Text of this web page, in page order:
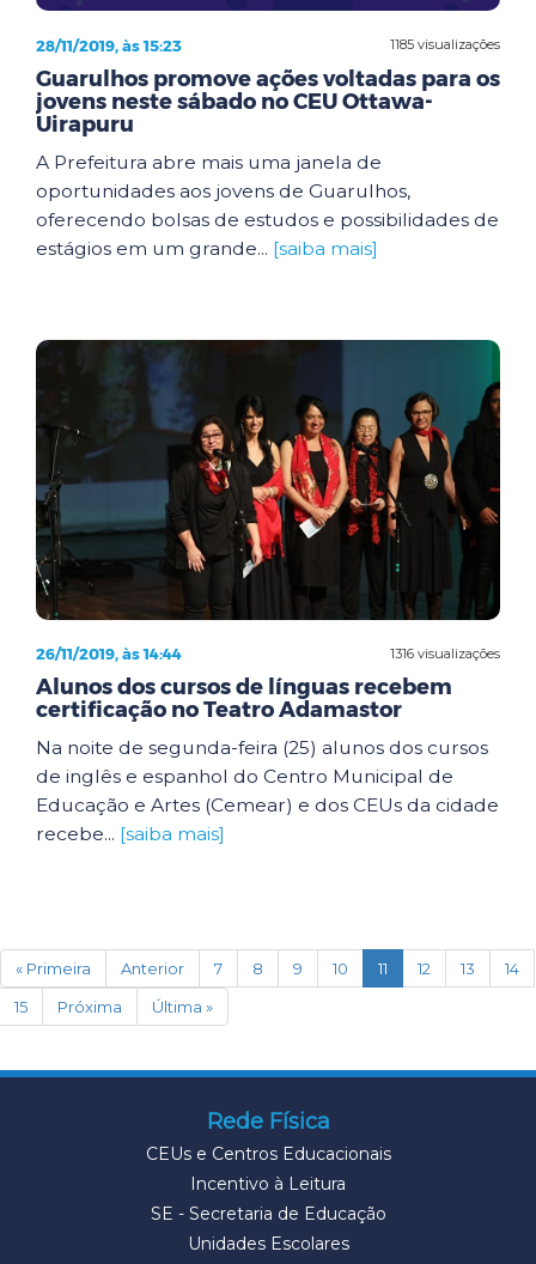
1185 visualizações
28/11/2019, às 15:23
Guarulhos promove ações voltadas para os
jovens neste sábado no CEU Ottawa-
Uirapuru
A Prefeitura abre mais uma janela de
oportunidades aos jovens de Guarulhos,
oferecendo bolsas de estudos e possibilidades de
estágios em um grande... [saiba mais]
1316 visualizações
26/11/2019, às 14:44
Alunos dos cursos de línguas recebem
certificação no Teatro Adamastor
Na noite de segunda-feira (25) alunos dos cursos
de inglês e espanhol do Centro Municipal de
Educação e Artes (Cemear) e dos CEUs da cidade
recebe... [saiba mais]
« Primeira Anterior 7 8 9 10 11 (current)
12 13
14
15
Próxima Última »
Rede Física
CEUs e Centros Educacionais
Incentivo à Leitura
SE - Secretaria de Educação
Unidades Escolares